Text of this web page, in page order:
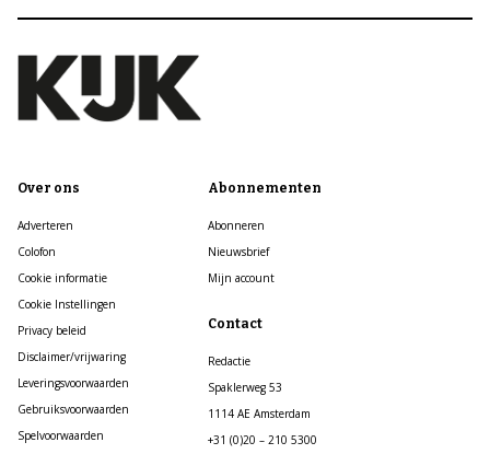
Over ons
Adverteren
Colofon
Cookie informatie
Cookie Instellingen
Privacy beleid
Disclaimer/vrijwaring
Leveringsvoorwaarden
Gebruiksvoorwaarden
Spelvoorwaarden
Abonnementen
Abonneren
Nieuwsbrief
Mijn account
Contact
Redactie
Spaklerweg 53
1114 AE Amsterdam
+31 (0)20 – 210 5300